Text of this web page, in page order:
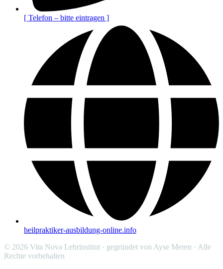
[ Telefon – bitte eintragen ]
heilpraktiker-ausbildung-online.info
© 2026 Vita Nova Lehrinstitut · gegründet von Ayse Meren · Alle
Rechte vorbehalten